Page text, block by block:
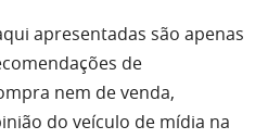
apresentadas são apenas
de
nem de venda,
do veículo de mídia na